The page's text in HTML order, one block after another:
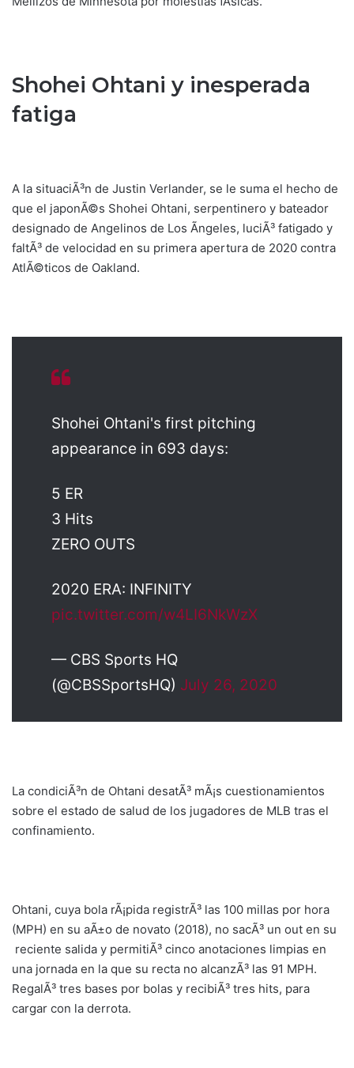
Shohei Ohtani y inesperada
fatiga
A la situaciÃ³n de Justin Verlander, se le suma el hecho de
que el japonÃ©s Shohei Ohtani, serpentinero y bateador
designado de Angelinos de Los Ãngeles, luciÃ³ fatigado y
faltÃ³ de velocidad en su primera apertura de 2020 contra
AtlÃ©ticos de Oakland.
Shohei Ohtani's first pitching
appearance in 693 days:
5 ER
3 Hits
ZERO OUTS
2020 ERA: INFINITY
pic.twitter.com/w4LI6NkWzX
— CBS Sports HQ
(@CBSSportsHQ) July 26, 2020
La condiciÃ³n de Ohtani desatÃ³ mÃ¡s cuestionamientos
sobre el estado de salud de los jugadores de MLB tras el
confinamiento.
Ohtani, cuya bola rÃ¡pida registrÃ³ las 100 millas por hora
(MPH) en su aÃ±o de novato (2018), no sacÃ³ un out en su
reciente salida y permitiÃ³ cinco anotaciones limpias en
una jornada en la que su recta no alcanzÃ³ las 91 MPH.
RegalÃ³ tres bases por bolas y recibiÃ³ tres hits, para
cargar con la derrota.